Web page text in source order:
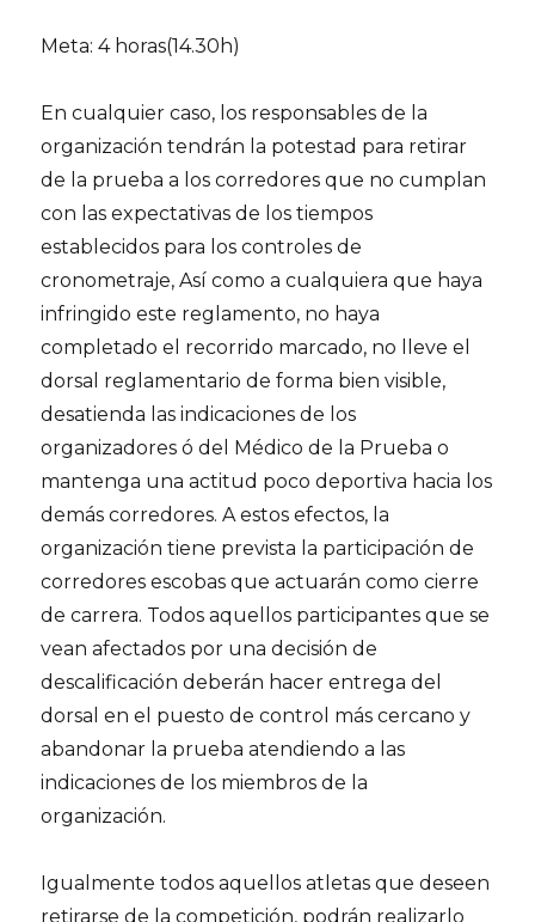
Meta: 4 horas(14.30h)
En cualquier caso, los responsables de la
organización tendrán la potestad para retirar
de la prueba a los corredores que no cumplan
con las expectativas de los tiempos
establecidos para los controles de
cronometraje, Así como a cualquiera que haya
infringido este reglamento, no haya
completado el recorrido marcado, no lleve el
dorsal reglamentario de forma bien visible,
desatienda las indicaciones de los
organizadores ó del Médico de la Prueba o
mantenga una actitud poco deportiva hacia los
demás corredores. A estos efectos, la
organización tiene prevista la participación de
corredores escobas que actuarán como cierre
de carrera. Todos aquellos participantes que se
vean afectados por una decisión de
descalificación deberán hacer entrega del
dorsal en el puesto de control más cercano y
abandonar la prueba atendiendo a las
indicaciones de los miembros de la
organización.
Igualmente todos aquellos atletas que deseen
retirarse de la competición, podrán realizarlo